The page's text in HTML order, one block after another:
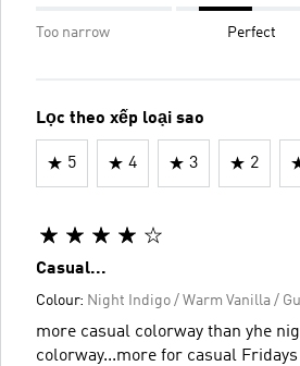
Too narrow Perfect
Lọc theo xếp loại sao
5 4 3 2
Casual...
Colour: Night Indigo / Warm Vanilla /
more casual colorway than yhe
colorway...more for casual